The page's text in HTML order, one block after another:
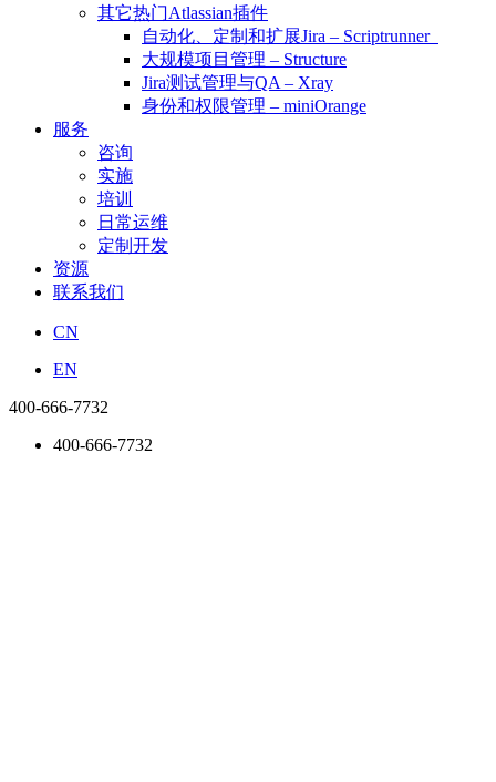
其它热门Atlassian插件
自动化、定制和扩展Jira – Scriptrunner
大规模项目管理 – Structure
Jira测试管理与QA – Xray
身份和权限管理 – miniOrange
服务
咨询
实施
培训
日常运维
定制开发
资源
联系我们
CN
EN
400-666-7732
400-666-7732